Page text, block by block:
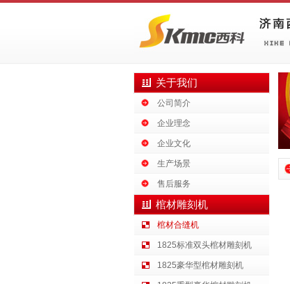
关于我们
公司简介
企业理念
企业文化
生产场景
售后服务
棺材雕刻机
棺材合缝机
1825标准双头棺材雕刻机
1825豪华型棺材雕刻机